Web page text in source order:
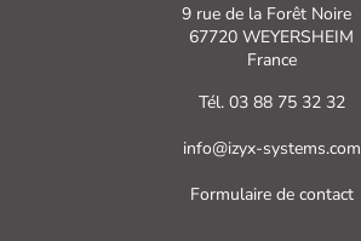
9 rue de la Forêt Noire
67720 WEYERSHEIM
France
Tél. 03 88 75 32 32
info@izyx-systems.com
Formulaire de contact